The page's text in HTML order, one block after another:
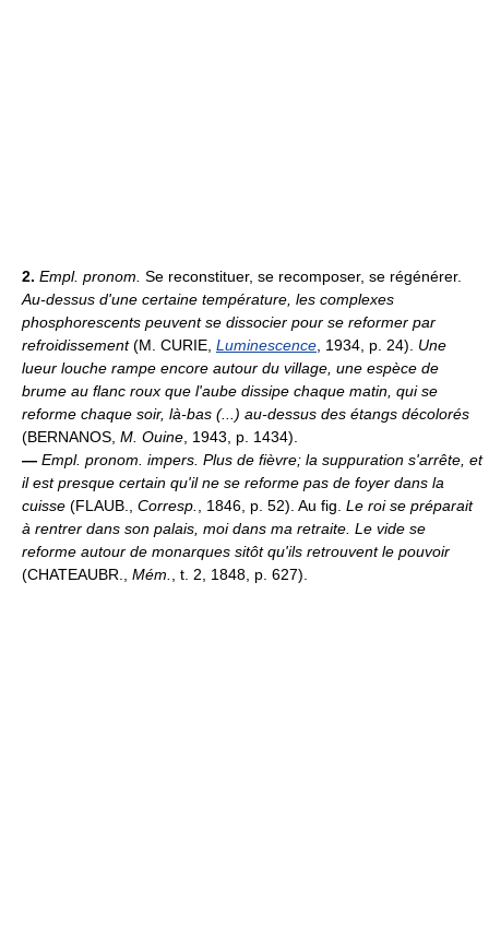
2. Empl. pronom. Se reconstituer, se recomposer, se régénérer.
Au-dessus d'une certaine température, les complexes
phosphorescents peuvent se dissocier pour se reformer par
refroidissement(M. CURIE, Luminescence , 1934, p. 24). Une
lueur louche rampe encore autour du village, une espèce de
brume au flanc roux que l'aube dissipe chaque matin, qui se
reforme chaque soir, là-bas (...) au-dessus des étangs décolorés
(BERNANOS, M. Ouine , 1943, p. 1434).
— Empl. pronom. impers. Plus de fièvre; la suppuration s'arrête, et
il est presque certain qu'il ne se reforme pas de foyer dans la
cuisse (FLAUB., Corresp. , 1846, p. 52). Au fig. Le roi se préparait
à rentrer dans son palais, moi dans ma retraite. Le vide se
reforme autour de monarques sitôt qu'ils retrouvent le pouvoir
(CHATEAUBR., Mém. , t. 2, 1848, p. 627).